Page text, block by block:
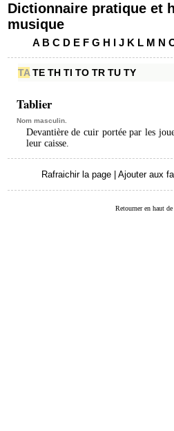
Dictionnaire pratique et
musique
A B C D E F G H I J K L M N
TA TE TH TI TO TR TU TY
Tablier
Nom masculin.
Devantière de cuir portée par les
leur caisse.
Rafraichir la page Ajouter aux
Retourner en haut de